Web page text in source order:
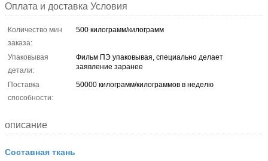
Оплата и доставка Условия
Количество мин
заказа:
500 килограмм/килограмм
Упаковывая
детали:
Фильм ПЭ упаковывая, специально делает
заявление заранее
Поставка
способности:
50000 килограмм/килограммов в неделю
описание
Составная ткань